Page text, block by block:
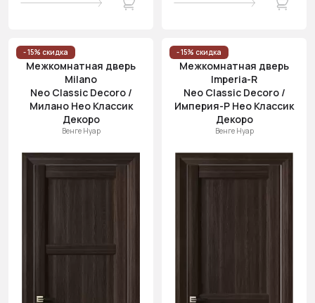
- 15% скидка
Межкомнатная дверь
Milano
Neo Classic Decoro /
Милано Нео Классик
Декоро
Венге Нуар
- 15% скидка
Межкомнатная дверь
Imperia-R
Neo Classic Decoro /
Империя-Р Нео Классик
Декоро
Венге Нуар